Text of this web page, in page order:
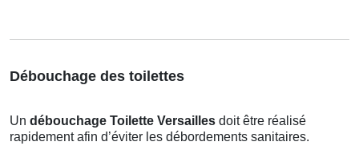
Débouchage des toilettes
Un débouchage Toilette Versailles doit être réalisé
rapidement afin d’éviter les débordements sanitaires.